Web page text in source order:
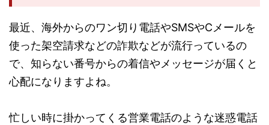
最近、海外からのワン切り電話やSMSやCメールを
使った架空請求などの詐欺などが流行っているの
で、知らない番号からの着信やメッセージが届くと
心配になりますよね。
忙しい時に掛かってくる営業電話のような迷惑電話